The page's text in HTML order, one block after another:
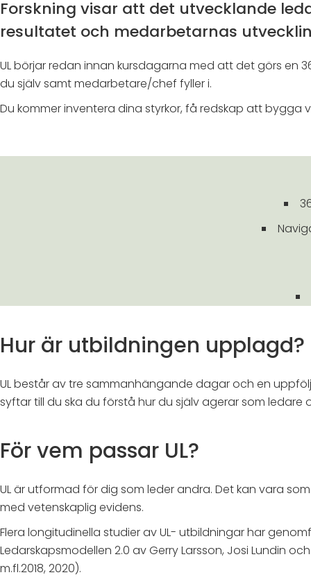
Forskning visar att det utvecklande
resultatet och medarbetarnas
UL börjar redan innan kursdagarna med att det görs
du själv samt medarbetare/chef fyller i.
Du kommer inventera dina styrkor, få redskap att
Hur är utbildningen upplagd?
UL består av tre sammanhängande dagar och en
syftar till du ska du förstå hur du själv agerar som
För vem passar UL?
UL är utformad för dig som leder andra. Det kan vara
med vetenskaplig evidens.
Flera longitudinella studier av UL- utbildningar har
Ledarskapsmodellen 2.0 av Gerry Larsson, Josi Lundin
m.fl.2018, 2020).